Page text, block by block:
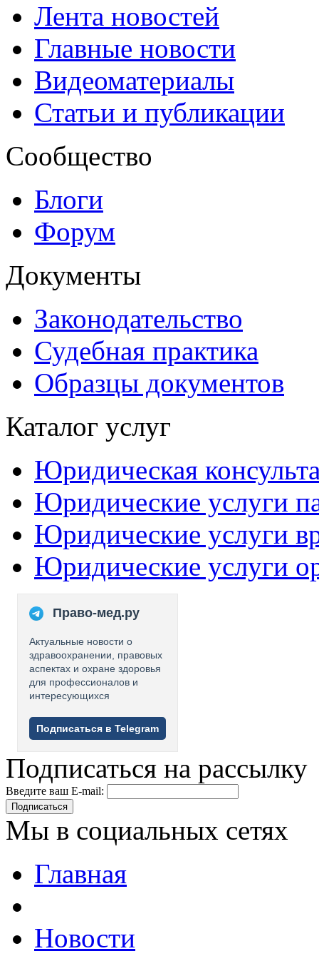
Лента новостей
Главные новости
Видеоматериалы
Статьи и публикации
Сообщество
Блоги
Форум
Документы
Законодательство
Судебная практика
Образцы документов
Каталог услуг
Юридическая
Юридические услуги
Юридические услуги
Юридические услуги
Право-мед.ру
Актуальные новости о
здравоохранении, правовых
аспектах и охране здоровья
для профессионалов и
интересующихся
Подписаться в Telegram
Подписаться на рассылку
Введите ваш E-mail:
Подписаться
Мы в социальных сетях
Главная
Новости